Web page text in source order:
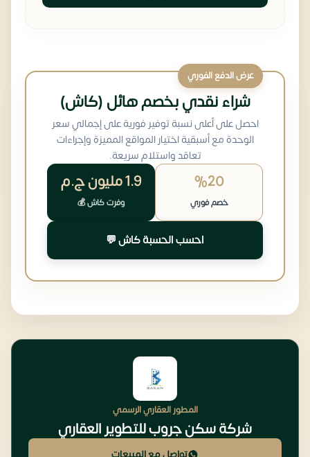
عرض الدفع الفوري
شراء نقدي بخصم هائل (كاش)
احصل على أعلى نسبة توفير فورية على إجمالي سعر
الوحدة مع أسبقية اختيار المواقع المميزة وإجراءات
تعاقد واستلام سريعة.
%20
خصم فوري
1.9 مليون ج.م
وفرت كاش 💰
احسب الحسبة كاش 💬
المطور العقاري الرسمي
شركة سكن جروب للتطوير العقاري